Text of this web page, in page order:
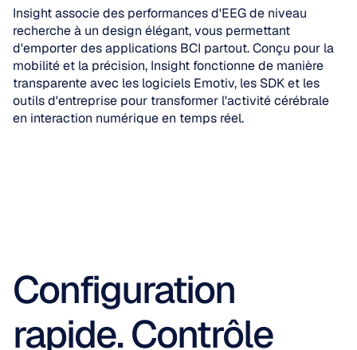
Insight associe des performances d'EEG de niveau
recherche à un design élégant, vous permettant
d'emporter des applications BCI partout. Conçu pour la
mobilité et la précision, Insight fonctionne de manière
transparente avec les logiciels Emotiv, les SDK et les
outils d'entreprise pour transformer l'activité cérébrale
en interaction numérique en temps réel.
Configuration
rapide. Contrôle